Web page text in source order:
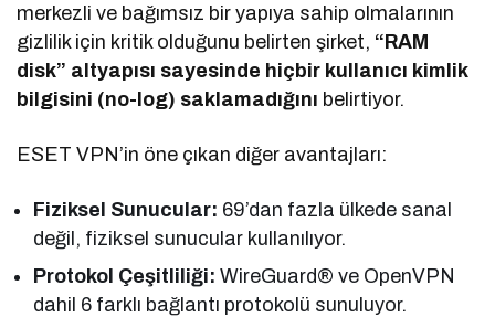
merkezli ve bağımsız bir yapıya sahip olmalarının
gizlilik için kritik olduğunu belirten şirket, “RAM
disk” altyapısı sayesinde hiçbir kullanıcı kimlik
bilgisini (no-log) saklamadığını belirtiyor.
ESET VPN’in öne çıkan diğer avantajları:
Fiziksel Sunucular: 69’dan fazla ülkede sanal
değil, fiziksel sunucular kullanılıyor.
Protokol Çeşitliliği: WireGuard® ve OpenVPN
dahil 6 farklı bağlantı protokolü sunuluyor.